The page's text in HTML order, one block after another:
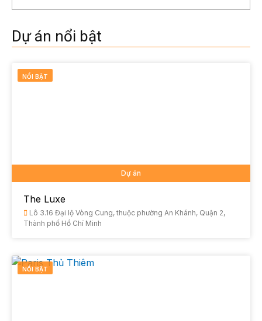
Dự án nổi bật
NỔI BẬT
Dự án
The Luxe
Lô 3.16 Đại lộ Vòng Cung, thuộc phường An Khánh, Quận 2,
Thành phố Hồ Chí Minh
NỔI BẬT